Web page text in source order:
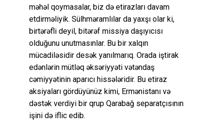
məhəl qoymasalar, biz də etirazları davam
etdirməliyik. Sülhməramlılar da yaxşı olar ki,
birtərəfli deyil, bitərəf missiya daşıyıcısı
olduğunu unutmasınlar. Bu bir xalqın
mücadiləsidir desək yanılmarıq. Orada iştirak
edənlərin mütləq əksəriyyəti vətəndaş
cəmiyyətinin aparıcı hissələridir. Bu etiraz
aksiyaları gördüyünüz kimi, Ermənistanı və
dəstək verdiyi bir qrup Qarabağ separatçısının
işini də iflic edib.